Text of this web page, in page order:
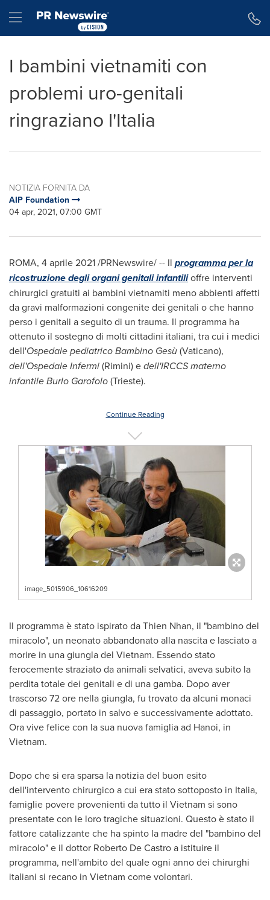
Hamburger menu
I bambini vietnamiti con
problemi uro-genitali
ringraziano l'Italia
NOTIZIA FORNITA DA
AIP Foundation
04 apr, 2021, 07:00 GMT
ROMA, 4 aprile 2021 /PRNewswire/ -- Il programma per la
ricostruzione degli organi genitali infantilioffre interventi
chirurgici gratuiti ai bambini vietnamiti meno abbienti affetti
da gravi malformazioni congenite dei genitali o che hanno
perso i genitali a seguito di un trauma. Il programma ha
ottenuto il sostegno di molti cittadini italiani, tra cui i medici
dell'Ospedale pediatrico Bambino Gesù(Vaticano),
dell'Ospedale Infermi(Rimini) edell'IRCCS materno
infantile Burlo Garofolo(Trieste).
Continue Reading
image_5015906_10616209
Il programma è stato ispirato daThien Nhan, il "bambino del
miracolo", un neonato abbandonato alla nascita e lasciato a
morire in una giungla del Vietnam. Essendo stato
ferocemente straziato da animali selvatici, aveva subito la
perdita totale dei genitali e di una gamba. Dopo aver
trascorso 72 ore nella giungla, fu trovato da alcuni monaci
di passaggio, portato in salvo e successivamente adottato.
Ora vive felice con la sua nuova famiglia ad Hanoi, in
Vietnam.
Dopo che si era sparsa la notizia del buon esito
dell'intervento chirurgico a cui era stato sottoposto in Italia,
famiglie povere provenienti da tutto il Vietnam si sono
presentate con le loro tragiche situazioni. Questo è stato il
fattore catalizzante che ha spinto la madre del "bambino del
miracolo" e il dottor Roberto De Castroa istituire il
programma, nell'ambito del quale ogni anno dei chirurghi
italiani si recano in Vietnam come volontari.